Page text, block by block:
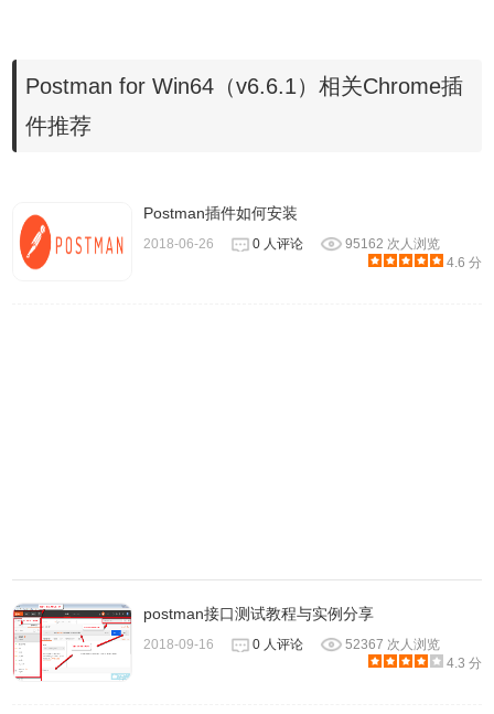
Postman for Win64（v6.6.1）相关Chrome插
件推荐
Postman插件如何安装
2018-06-26 0 人评论
95162 次人浏览
4.6 分
postman接口测试教程与实例分享
2018-09-16 0 人评论
52367 次人浏览
4.3 分